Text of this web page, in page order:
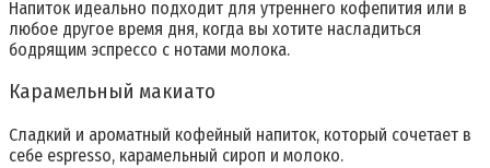
Напиток идеально подходит для утреннего кофепития или в
любое другое время дня, когда вы хотите насладиться
бодрящим эспрессо с нотами молока.
Карамельный макиато
Сладкий и ароматный кофейный напиток, который сочетает в
себе espresso, карамельный сироп и молоко.